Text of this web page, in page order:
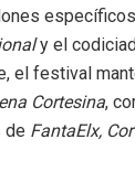
y el
el festival
Cortesina,
de FantaElx,